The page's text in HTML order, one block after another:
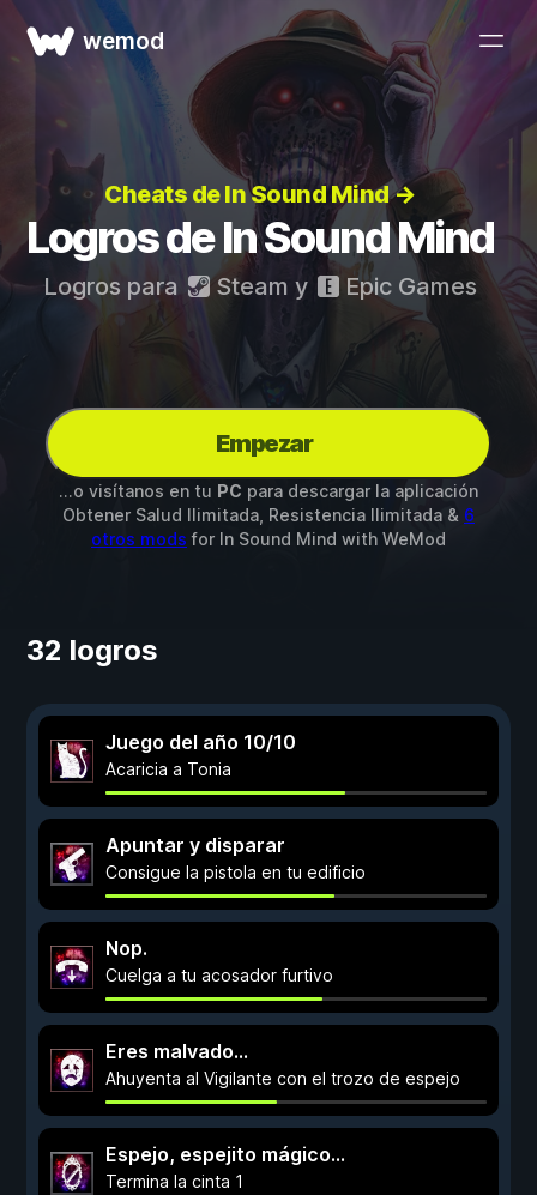
wemod
Cheats de In Sound Mind →
Logros de In Sound Mind
Logros para Steam y Epic Games
Empezar
...o visítanos en tu PC para descargar la aplicación
Obtener Salud Ilimitada, Resistencia Ilimitada & 6
otros mods for In Sound Mind with WeMod
32 logros
Juego del año 10/10
Acaricia a Tonia
Apuntar y disparar
Consigue la pistola en tu edificio
Nop.
Cuelga a tu acosador furtivo
Eres malvado...
Ahuyenta al Vigilante con el trozo de espejo
Espejo, espejito mágico...
Termina la cinta 1